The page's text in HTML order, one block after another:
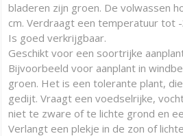
bladeren zijn groen. De volwassen
cm. Verdraagt een temperatuur tot
Is goed verkrijgbaar.
Geschikt voor een soortrijke
Bijvoorbeeld voor aanplant in
groen. Het is een tolerante plant,
gedijt. Vraagt een voedselrijke,
niet te zware of te lichte grond en
Verlangt een plekje in de zon of